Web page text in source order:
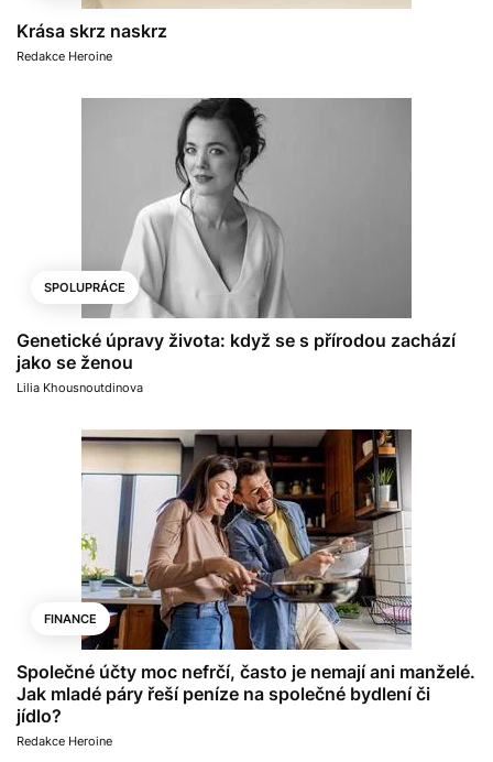
Krása skrz naskrz
Redakce Heroine
SPOLUPRÁCE
Genetické úpravy života: když se s přírodou zachází
jako se ženou
Lilia Khousnoutdinova
FINANCE
Společné účty moc nefrčí, často je nemají ani manželé.
Jak mladé páry řeší peníze na společné bydlení či
jídlo?
Redakce Heroine